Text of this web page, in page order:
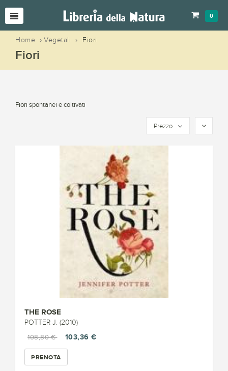
0
Home › Vegetali › Fiori
Fiori
Fiori spontanei e coltivati
Prezzo
THE ROSE
POTTER J. (2010)
108,80 €
103,36 €
PRENOTA